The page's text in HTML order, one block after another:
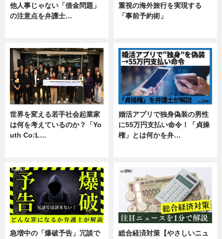
他人事じゃない「借金問題」
の注意点を弁護士…
重視の海外旅行を実現する
「事前予約術」
世界を変える若手社会起業家
は何を考えているのか？「Yo
uth Co:L…
婚活アプリで独身偽装の男性
に55万円支払い命令！「貞操
権」とは何かを弁…
急増中の「爆破予告」冗談で
総合経済対策【やさしいニュ